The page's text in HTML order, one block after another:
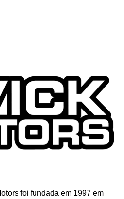
foi fundada em 1997 em